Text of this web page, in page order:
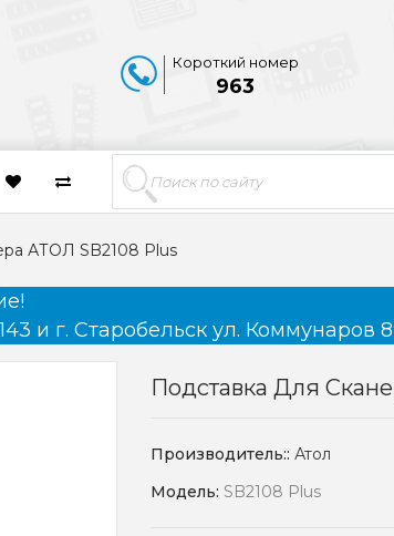
Короткий номер
963
АТОЛ SB2108 Plus
и г. Старобельск ул. Коммунаров
Подставка Для
Производитель::Атол
Модель: SB2108 Plus